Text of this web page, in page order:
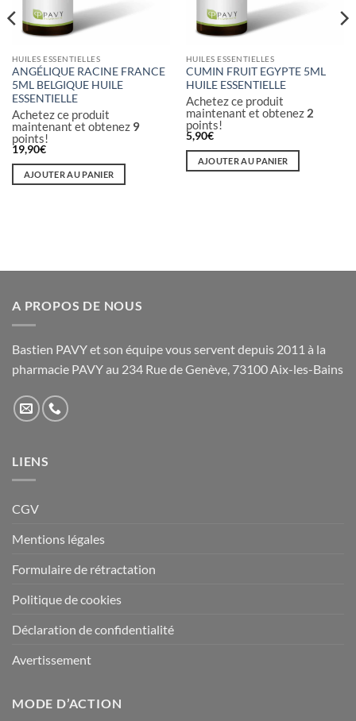
HUILES ESSENTIELLES
ANGÉLIQUE RACINE FRANCE
5ML BELGIQUE HUILE
ESSENTIELLE
Achetez ce produit
maintenant et obtenez 9
points!
19,90€
AJOUTER AU PANIER
HUILES ESSENTIELLES
CUMIN FRUIT EGYPTE 5ML
HUILE ESSENTIELLE
Achetez ce produit
maintenant et obtenez 2
points!
5,90€
AJOUTER AU PANIER
A PROPOS DE NOUS
Bastien PAVY et son équipe vous servent depuis 2011 à la
pharmacie PAVY au 234 Rue de Genève, 73100 Aix-les-Bains
LIENS
CGV
Mentions légales
Formulaire de rétractation
Politique de cookies
Déclaration de confidentialité
Avertissement
MODE D’ACTION